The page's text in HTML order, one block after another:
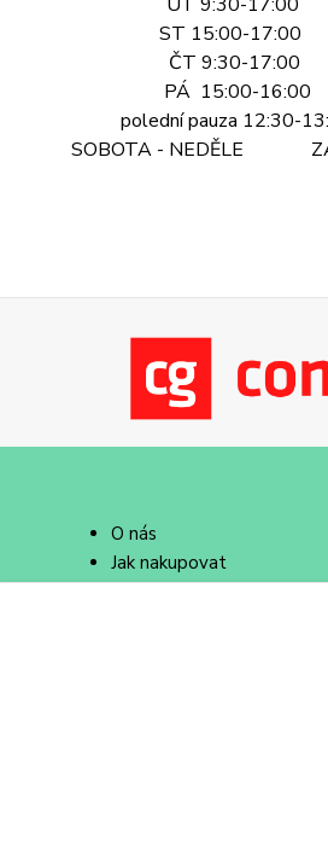
ST 15:00-17:00
ČT 9:30-17:00
PÁ 15:00-16:00
polední pauza 12:30-
SOBOTA - NEDĚLE
O nás
Jak nakupovat
Doprava a platba